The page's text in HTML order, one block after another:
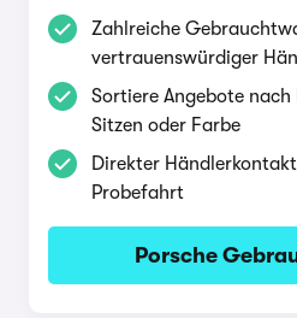
Zahlreiche
vertrauenswürdiger
Sortiere Angebote
Sitzen oder Farbe
Direkter
Probefahrt
Porsche